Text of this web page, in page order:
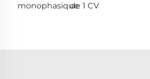
monophasiquede 1 CV